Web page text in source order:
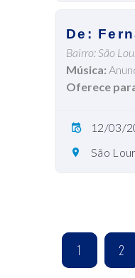
De:
Bairro: São
Música:
Oferece
12/03/
São
1 2